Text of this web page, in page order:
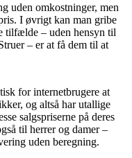
uden omkostninger, men
I øvrigt kan man gribe
tilfælde – uden hensyn til
– er at få dem til at
for internetbrugere at
og altså har utallige
salgspriserne på deres
til herrer og damer –
uden beregning.